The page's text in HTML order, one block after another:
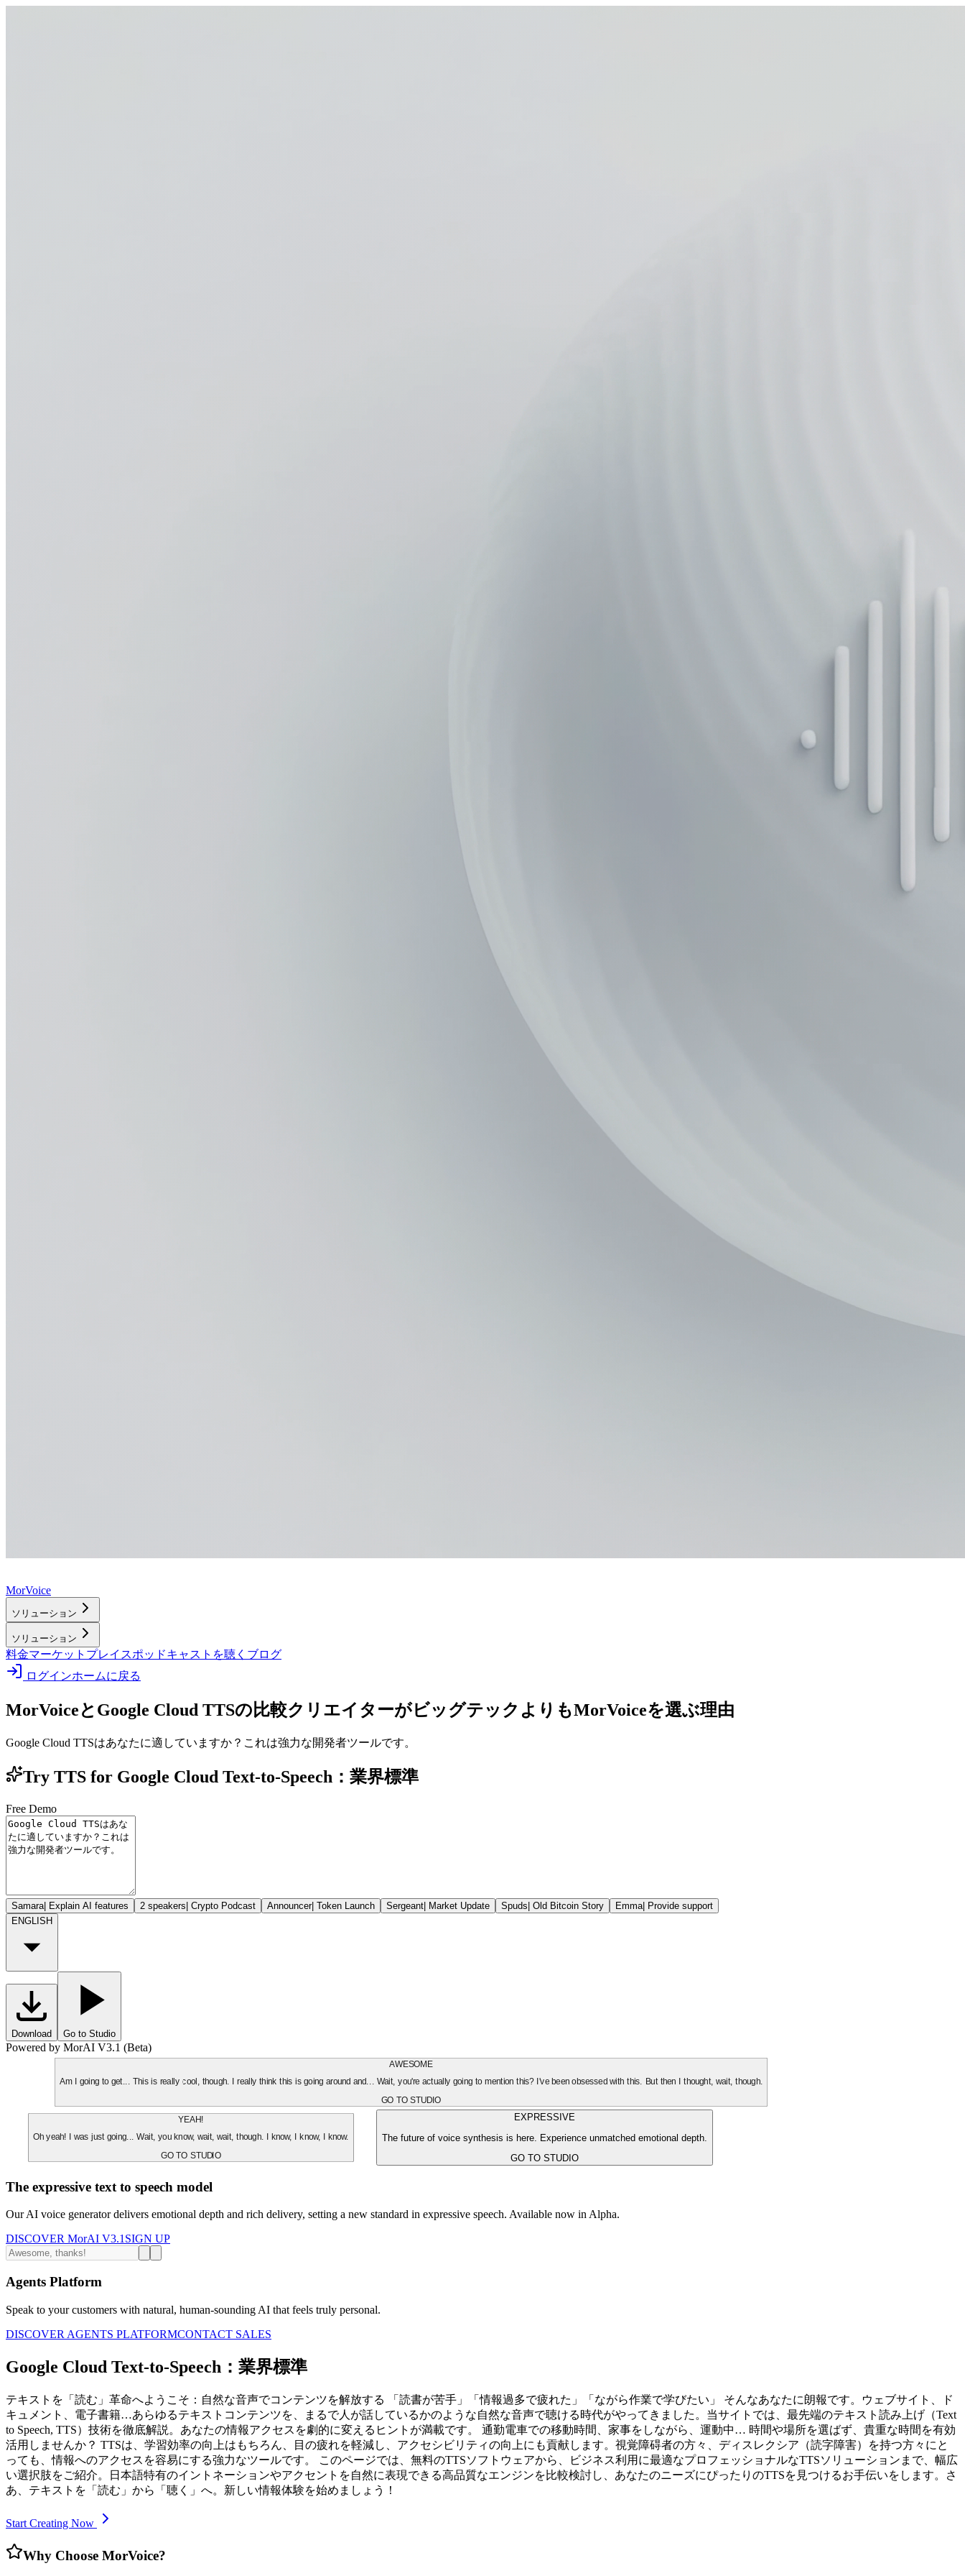
MorVoice
ソリューション
ソリューション
料金マーケットプレイスポッドキャストを聴く ブログ
ログインホームに戻る
MorVoiceとGoogle Cloud TTSの比較クリエイターがビッグテックよりもMorVoiceを選ぶ理由
Google Cloud TTSはあなたに適していますか？これは強力な開発者ツールです。
Try TTS for Google Cloud Text-to-Speech：業界標準
Free Demo
Samara| Explain AI features 2 speakers| Crypto Podcast Announcer| Token Launch Sergeant| Market Update Spuds| Old Bitcoin Story Emma| Provide support
ENGLISH
Download Go to Studio
Powered by MorAI V3.1 (Beta)
AWESOME
Am I going to get... This is really cool, though. I really think this is going around and... Wait, you're actually going to mention this? I've been obsessed with this. But then I thought, wait, though.
GO TO STUDIO
YEAH!
Oh yeah! I was just going... Wait, you know, wait, wait, though. I know, I know, I know.
GO TO STUDIO
EXPRESSIVE
The future of voice synthesis is here. Experience unmatched emotional depth.
GO TO STUDIO
The expressive text to speech model
Our AI voice generator delivers emotional depth and rich delivery, setting a new standard in expressive speech. Available now in Alpha.
DISCOVER MorAI V3.1 SIGN UP
Agents Platform
Speak to your customers with natural, human-sounding AI that feels truly personal.
DISCOVER AGENTS PLATFORMCONTACT SALES
Google Cloud Text-to-Speech：業界標準
テキストを「読む」革命へようこそ：自然な音声でコンテンツを解放する 「読書が苦手」「情報過多で疲れた」「ながら作業で学びたい」 そんなあなたに朗報です。ウェブサイト、ド
キュメント、電子書籍…あらゆるテキストコンテンツを、まるで人が話しているかのような自然な音声で聴ける時代がやってきました。当サイトでは、最先端のテキスト読み上げ（Text
to Speech, TTS）技術を徹底解説。あなたの情報アクセスを劇的に変えるヒントが満載です。 通勤電車での移動時間、家事をしながら、運動中… 時間や場所を選ばず、貴重な時間を有効
活用しませんか？ TTSは、学習効率の向上はもちろん、目の疲れを軽減し、アクセシビリティの向上にも貢献します。視覚障碍者の方々、ディスレクシア（読字障害）を持つ方々にと
っても、情報へのアクセスを容易にする強力なツールです。 このページでは、無料のTTSソフトウェアから、ビジネス利用に最適なプロフェッショナルなTTSソリューションまで、幅広
い選択肢をご紹介。日本語特有のイントネーションやアクセントを自然に表現できる高品質なエンジンを比較検討し、あなたのニーズにぴったりのTTSを見つけるお手伝いをします。さ
あ、テキストを「読む」から「聴く」へ。新しい情報体験を始めましょう！
Start Creating Now
Why Choose MorVoice?